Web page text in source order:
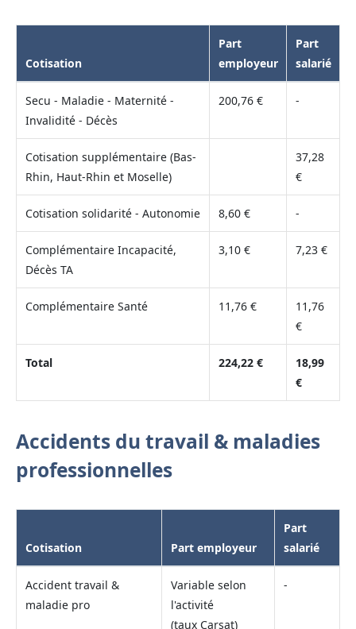
Cotisation
Part
employeur
Part
salarié
Secu - Maladie - Maternité -
Invalidité - Décès
200,76 € -
Cotisation supplémentaire (Bas-
Rhin, Haut-Rhin et Moselle)
37,28
€
Cotisation solidarité - Autonomie 8,60 € -
Complémentaire Incapacité,
Décès TA
3,10 € 7,23 €
Complémentaire Santé 11,76 €
11,76
€
Total 224,22 €
18,99
€
Accidents du travail & maladies
professionnelles
Cotisation Part employeur
Part
salarié
Accident travail &
maladie pro
Variable selon
l'activité
(taux Carsat)
-